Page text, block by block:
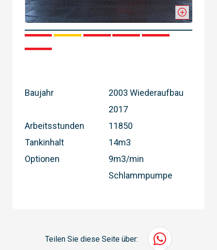
Baujahr
2003 Wiederaufbau
2017
Arbeitsstunden
11850
Tankinhalt
14m3
Optionen
9m3/min
Schlammpumpe
Teilen Sie diese Seite über: